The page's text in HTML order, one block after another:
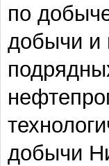
по
добычи и
добычи